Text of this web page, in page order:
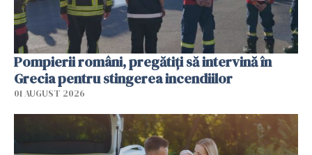
Pompierii români, pregătiţi să intervină în
Grecia pentru stingerea incendiilor
01 AUGUST 2026